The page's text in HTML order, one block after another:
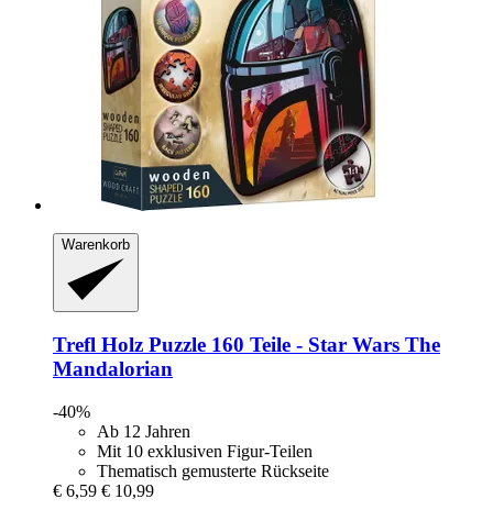
Warenkorb
Trefl Holz Puzzle 160 Teile -​ Star Wars The
Mandalorian
-40%
Ab 12 Jahren
Mit 10 exklusiven Figur-Teilen
Thematisch gemusterte Rückseite
€ 6,59 € 10,99